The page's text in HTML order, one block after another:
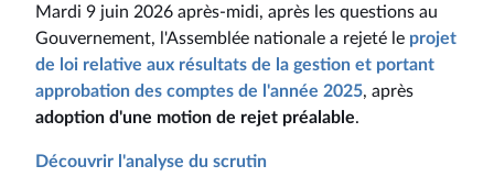
Mardi 9 juin 2026 après-midi, après les questions au
Gouvernement, l'Assemblée nationale a rejeté le projet
de loi relative aux résultats de la gestion et portant
approbation des comptes de l'année 2025, après
adoption d'une motion de rejet préalable.
Découvrir l'analyse du scrutin